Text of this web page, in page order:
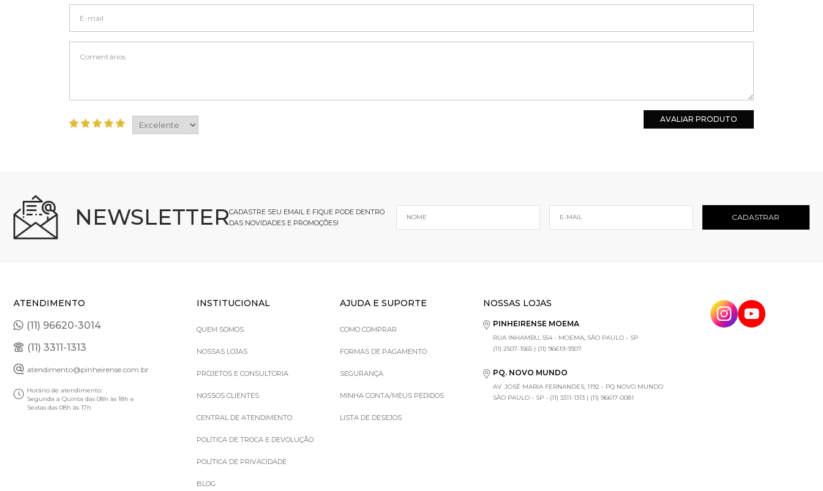
AVALIAR PRODUTO
NEWSLETTERCADASTRE SEU EMAIL E FIQUE PODE DENTRO
DAS NOVIDADES E PROMOÇÕES!
ATENDIMENTO
(11) 96620-3014
(11) 3311-1313
atendimento@pinheirense.com.br
Horário de atendimento:
Segunda a Quinta das 08h às 18h e
Sextas das 08h às 17h
INSTITUCIONAL
QUEM SOMOS
NOSSAS LOJAS
PROJETOS E CONSULTORIA
NOSSOS CLIENTES
CENTRAL DE ATENDIMENTO
POLÍTICA DE TROCA E DEVOLUÇÃO
POLÍTICA DE PRIVACIDADE
BLOG
AJUDA E SUPORTE
COMO COMPRAR
FORMAS DE PAGAMENTO
SEGURANÇA
MINHA CONTA/MEUS PEDIDOS
LISTA DE DESEJOS
NOSSAS LOJAS
PINHEIRENSE MOEMA
RUA INHAMBU, 554 - MOEMA, SÃO PAULO - SP
(11) 2507-1565 | (11) 96619-9307
PQ. NOVO MUNDO
AV. JOSÉ MARIA FERNANDES, 1192 - PQ NOVO MUNDO
SÃO PAULO - SP - (11) 3311-1313 | (11) 96617-0081